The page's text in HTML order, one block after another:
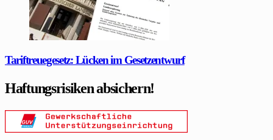
Tariftreuegesetz: Lücken im Gesetzentwurf
Haftungsrisiken absichern!